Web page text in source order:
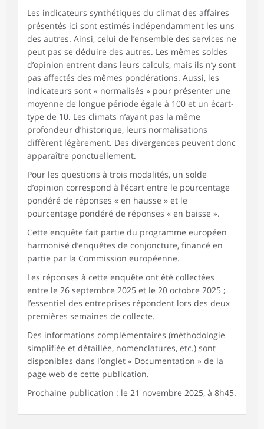
Les indicateurs synthétiques du climat des affaires
présentés ici sont estimés indépendamment les uns
des autres. Ainsi, celui de l’ensemble des services ne
peut pas se déduire des autres. Les mêmes soldes
d’opinion entrent dans leurs calculs, mais ils n’y sont
pas affectés des mêmes pondérations. Aussi, les
indicateurs sont « normalisés » pour présenter une
moyenne de longue période égale à 100 et un écart-
type de 10. Les climats n’ayant pas la même
profondeur d’historique, leurs normalisations
diffèrent légèrement. Des divergences peuvent donc
apparaître ponctuellement.
Pour les questions à trois modalités, un solde
d’opinion correspond à l’écart entre le pourcentage
pondéré de réponses « en hausse » et le
pourcentage pondéré de réponses « en baisse ».
Cette enquête fait partie du programme européen
harmonisé d’enquêtes de conjoncture, financé en
partie par la Commission européenne.
Les réponses à cette enquête ont été collectées
entre le 26 septembre 2025 et le 20 octobre 2025 ;
l’essentiel des entreprises répondent lors des deux
premières semaines de collecte.
Des informations complémentaires (méthodologie
simplifiée et détaillée, nomenclatures, etc.) sont
disponibles dans l’onglet « Documentation » de la
page web de cette publication.
Prochaine publication : le 21 novembre 2025, à 8h45.